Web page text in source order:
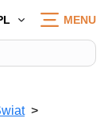
MENU